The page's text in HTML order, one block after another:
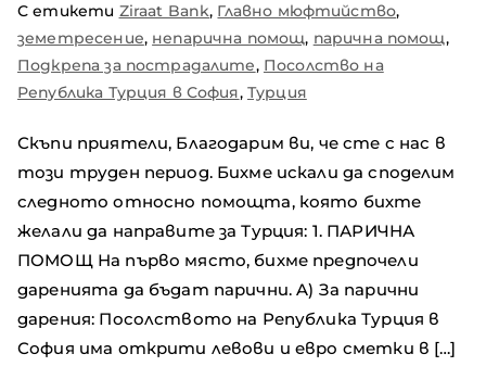
С етикети Ziraat Bank, Главно мюфтийство,
земетресение, непарична помощ, парична помощ,
Подкрепа за пострадалите, Посолство на
Република Турция в София, Турция
Скъпи приятели, Благодарим ви, че сте с нас в
този труден период. Бихме искали да споделим
следното относно помощта, която бихте
желали да направите за Турция: 1. ПАРИЧНА
ПОМОЩ На първо място, бихме предпочели
даренията да бъдат парични. A) За парични
дарения: Посолството на Република Турция в
София има открити левови и евро сметки в […]